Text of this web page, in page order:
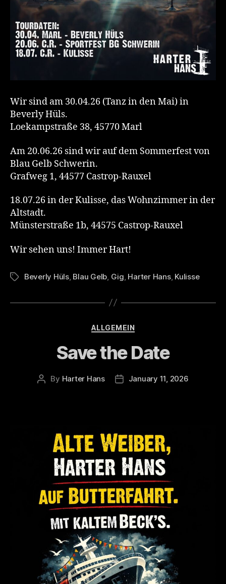
Wir sind am 30.04.26 (Tanz in den Mai) in
Beverly Hüls.
Loekampstraße 38, 45770 Marl
Am 20.06.26 sind wir auf dem Sommerfest von
Blau Gelb Schwerin.
Grafweg 1, 44577 Castrop-Rauxel
18.07.26 in der Kulisse, das Wohnzimmer in der
Altstadt.
Münsterstraße 1b, 44575 Castrop-Rauxel
Wir sehen uns! Immer Hart!
TagsBeverly Hüls, Blau Gelb, Gig, Harter Hans, Kulisse
Categories
ALLGEMEIN
Save the Date
Post
By Harter Hans
PostJanuary 11, 2026